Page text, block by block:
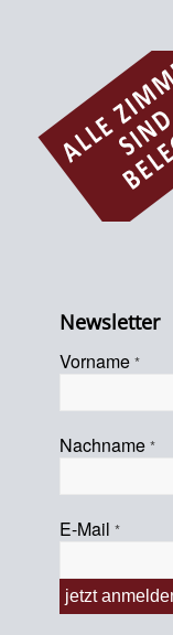
Newsletter
Vorname *
Nachname *
E-Mail *